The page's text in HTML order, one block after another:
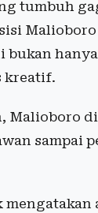
tumbuh
bukan
kreatif.
Malioboro
sampai